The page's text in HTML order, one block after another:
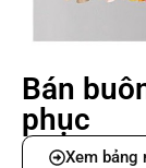
Bán
phục
Xem bảng